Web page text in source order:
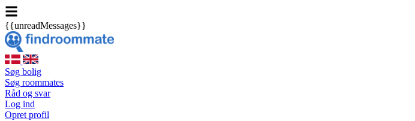
{{unreadMessages}}
Søg bolig
Søg roommates
Råd og svar
Log ind
Opret profil